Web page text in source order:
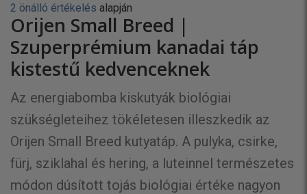
2 önálló értékelés alapján
Orijen Small Breed |
Szuperprémium kanadai táp
kistestű kedvenceknek
Az energiabomba kiskutyák biológiai
szükségleteihez tökéletesen illeszkedik az
Orijen Small Breed kutyatáp. A pulyka, csirke,
fürj, sziklahal és hering, a luteinnel természetes
módon dúsított tojás biológiai értéke nagyon